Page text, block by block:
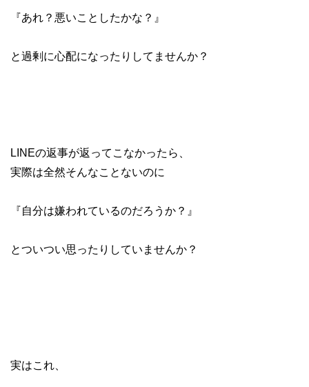
『あれ？悪いことしたかな？』
と過剰に心配になったりしてませんか？
LINEの返事が返ってこなかったら、
実際は全然そんなことないのに
『自分は嫌われているのだろうか？』
とついつい思ったりしていませんか？
実はこれ、